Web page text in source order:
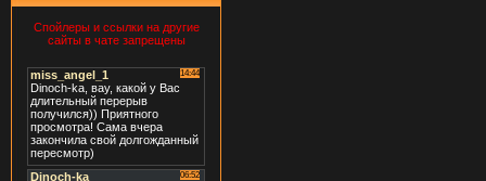
Спойлеры и ссылки на другие
сайты в чате запрещены